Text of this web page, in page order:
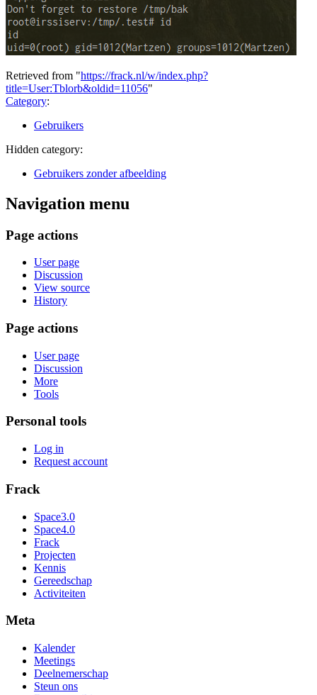
Retrieved from "https://frack.nl/w/index.php?
title=User:Tblorb&oldid=11056"
Category:
Gebruikers
Hidden category:
Gebruikers zonder afbeelding
Navigation menu
Page actions
User page
Discussion
View source
History
Page actions
User page
Discussion
More
Tools
Personal tools
Log in
Request account
Frack
Space3.0
Space4.0
Frack
Projecten
Kennis
Gereedschap
Activiteiten
Meta
Kalender
Meetings
Deelnemerschap
Steun ons